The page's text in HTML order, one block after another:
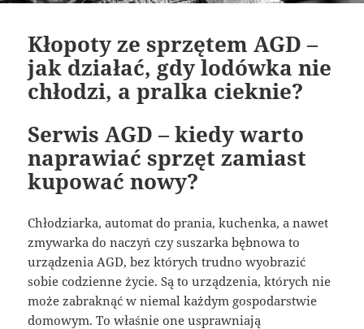
Kłopoty ze sprzętem AGD –
jak działać, gdy lodówka nie
chłodzi, a pralka cieknie?
Serwis AGD – kiedy warto
naprawiać sprzęt zamiast
kupować nowy?
Chłodziarka, automat do prania, kuchenka, a nawet
zmywarka do naczyń czy suszarka bębnowa to
urządzenia AGD, bez których trudno wyobrazić
sobie codzienne życie. Są to urządzenia, których nie
może zabraknąć w niemal każdym gospodarstwie
domowym. To właśnie one usprawniają